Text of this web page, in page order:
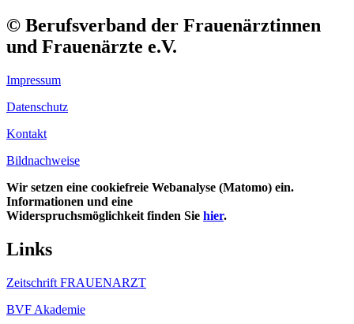
© Berufsverband der Frauenärztinnen
und Frauenärzte e.V.
Impressum
Datenschutz
Kontakt
Bildnachweise
Wir setzen eine cookiefreie Webanalyse (Matomo) ein.
Informationen und eine
Widerspruchsmöglichkeit finden Sie hier.
Links
Zeitschrift FRAUENARZT
BVF Akademie